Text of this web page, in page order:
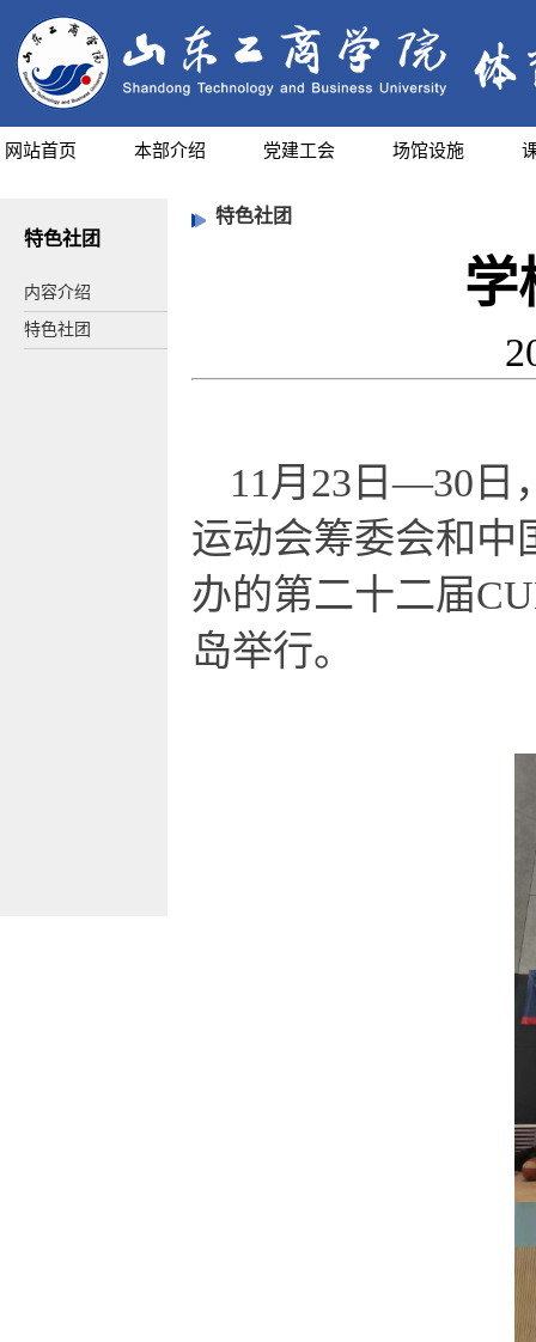
网站首页 本部介绍 党建工会 场馆设施
特色社团
内容介绍
特色社团
特色社团
学
11月 23日—30日
运动会筹委会和 中
办的第二十二届
岛举行。